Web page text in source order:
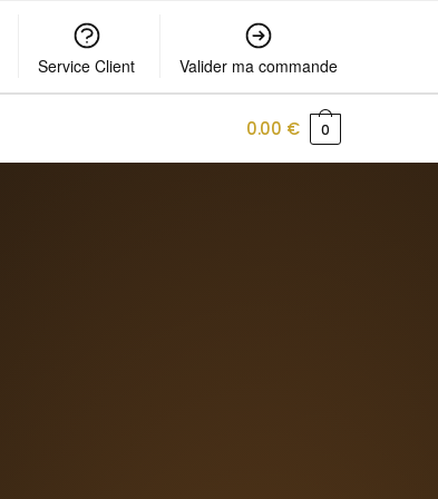
Service Client Valider ma commande
0.00 € 0